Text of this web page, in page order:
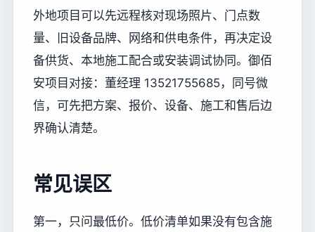
外地项目可以先远程核对现场照片、门点数
量、旧设备品牌、网络和供电条件，再决定设
备供货、本地施工配合或安装调试协同。御佰
安项目对接：董经理 13521755685，同号微
信，可先把方案、报价、设备、施工和售后边
界确认清楚。
常见误区
第一，只问最低价。低价清单如果没有包含施